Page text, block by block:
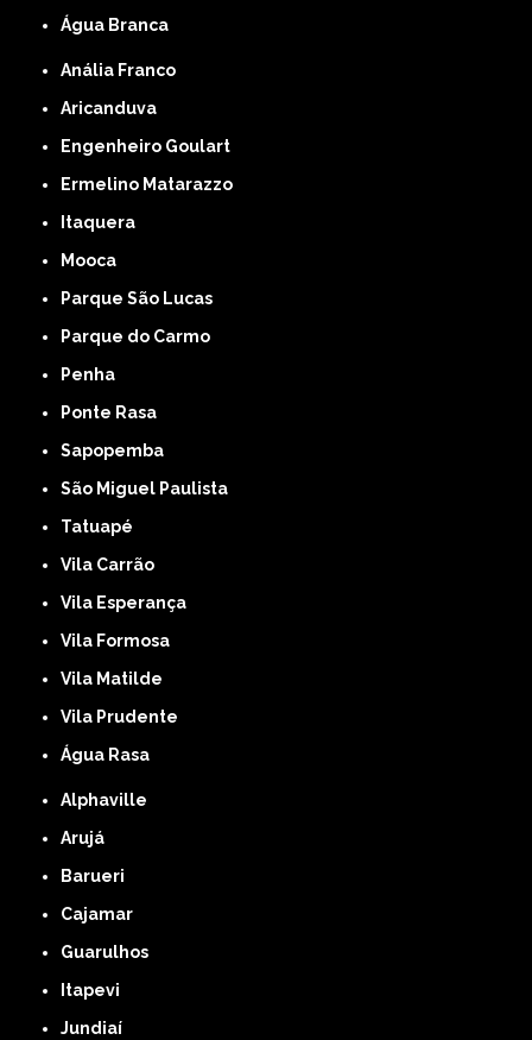
Água Branca
Anália Franco
Aricanduva
Engenheiro Goulart
Ermelino Matarazzo
Itaquera
Mooca
Parque São Lucas
Parque do Carmo
Penha
Ponte Rasa
Sapopemba
São Miguel Paulista
Tatuapé
Vila Carrão
Vila Esperança
Vila Formosa
Vila Matilde
Vila Prudente
Água Rasa
Alphaville
Arujá
Barueri
Cajamar
Guarulhos
Itapevi
Jundiaí